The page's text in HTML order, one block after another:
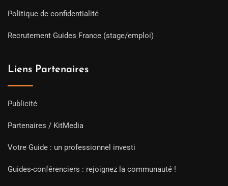
Politique de confidentialité
Recrutement Guides France (stage/emploi)
Liens Partenaires
Publicité
Partenaires / KitMedia
Votre Guide : un professionnel investi
Guides-conférenciers : rejoignez la communauté !